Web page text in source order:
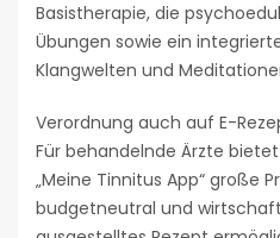
Basistherapie, die
Übungen sowie ein
Klangwelten und
Verordnung auch auf E-
Für behandelnde Ärzte
„Meine Tinnitus App“ große
budgetneutral und